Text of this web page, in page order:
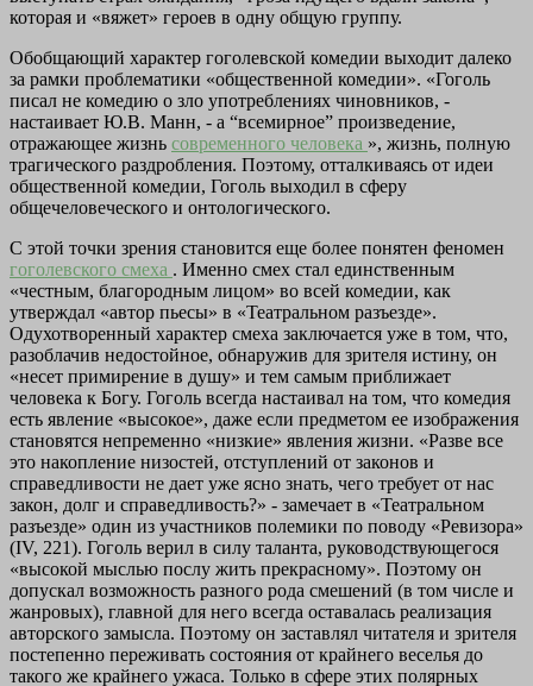
которая и «вяжет» героев в одну общую группу.
Обобщающий характер гоголевской комедии выходит далеко
за рамки проблематики «общественной комедии». «Гоголь
писал не комедию о зло употреблениях чиновников, -
настаивает Ю.В. Манн, - а “всемирное” произведение,
отражающее жизнь современного человека », жизнь, полную
трагического раздробления. Поэтому, отталкиваясь от идеи
общественной комедии, Гоголь выходил в сферу
общечеловеческого и онтологического.
С этой точки зрения становится еще более понятен феномен
гоголевского смеха . Именно смех стал единственным
«честным, благородным лицом» во всей комедии, как
утверждал «автор пьесы» в «Театральном разъезде».
Одухотворенный характер смеха заключается уже в том, что,
разоблачив недостойное, обнаружив для зрителя истину, он
«несет примирение в душу» и тем самым приближает
человека к Богу. Гоголь всегда настаивал на том, что комедия
есть явление «высокое», даже если предметом ее изображения
становятся непременно «низкие» явления жизни. «Разве все
это накопление низостей, отступлений от законов и
справедливости не дает уже ясно знать, чего требует от нас
закон, долг и справедливость?» - замечает в «Театральном
разъезде» один из участников полемики по поводу «Ревизора»
(IV, 221). Гоголь верил в силу таланта, руководствующегося
«высокой мыслью послу жить прекрасному». Поэтому он
допускал возможность разного рода смешений (в том числе и
жанровых), главной для него всегда оставалась реализация
авторского замысла. Поэтому он заставлял читателя и зрителя
постепенно переживать состояния от крайнего веселья до
такого же крайнего ужаса. Только в сфере этих полярных